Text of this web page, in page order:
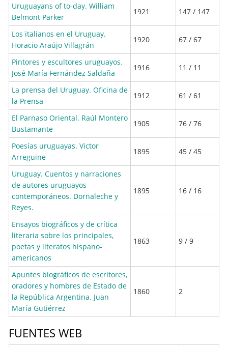
Uruguayans of to-day. William
Belmont Parker
1921 147 / 147
Los italianos en el Uruguay.
Horacio Araújo Villagrán
1920 67 / 67
Pintores y escultores uruguayos.
José María Fernández Saldaña
1916 11 / 11
La prensa del Uruguay. Oficina de
la Prensa
1912 61 / 61
El Parnaso Oriental. Raúl Montero
Bustamante
1905 76 / 76
Poesías uruguayas. Victor
Arreguine
1895 45 / 45
Uruguay. Cuentos y narraciones
de autores uruguayos
contemporáneos. Dornaleche y
Reyes.
1895 16 / 16
Ensayos biográficos y de crítica
literaria sobre los principales,
poetas y literatos hispano-
americanos
1863 9 / 9
Apuntes biográficos de escritores,
oradores y hombres de Estado de
la República Argentina. Juan
María Gutiérrez
1860 2
FUENTES WEB